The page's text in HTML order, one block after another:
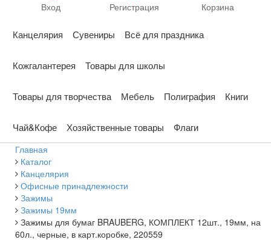
Вход Регистрация Корзина
Канцелярия Сувениры Всё для праздника
Кожгалантерея Товары для школы
Товары для творчества Мебель Полиграфия Книги
Чай&Кофе Хозяйственные товары Флаги
Главная
Каталог
Канцелярия
Офисные принадлежности
Зажимы
Зажимы 19мм
Зажимы для бумаг BRAUBERG, КОМПЛЕКТ 12шт., 19мм, на
60л., черные, в карт.коробке, 220559